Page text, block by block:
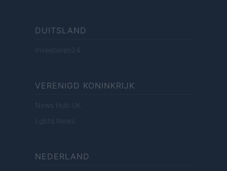
DUITSLAND
Investieren24
VERENIGD KONINKRIJK
News Hub UK
Lgbtq News
NEDERLAND